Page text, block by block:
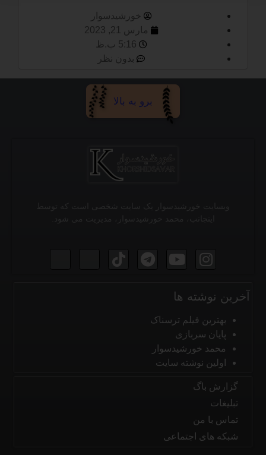
خورشیدسوار
مارس 21, 2023
5:16 ب.ظ
بدون نظر
برو به بالا
گزارش باگ
تبلیغات
تماس با من
شبکه های اجتماعی
آخرین نوشته ها
بهترین فیلم ترسناک
پایان سربازی
محمد خورشیدسوار
اولین نوشته سایت
وبسایت خورشیدسوار یک سایت شخصی است که توسط
اینجانب، محمد خورشیدسوار، مدیریت می شود.